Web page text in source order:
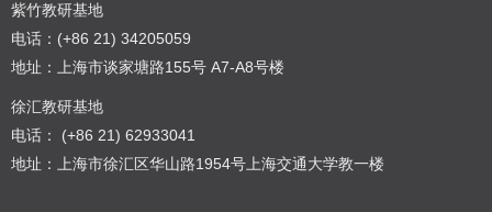
紫竹教研基地
电话：(+86 21) 34205059
地址：上海市谈家塘路155号 A7-A8号楼
徐汇教研基地
电话： (+86 21) 62933041
地址：上海市徐汇区华山路1954号上海交通大学教一楼